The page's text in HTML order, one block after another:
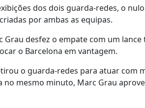
dos dois guarda-redes, o
por ambas as equipas.
desfez o empate com um
o Barcelona em vantagem.
o guarda-redes para atuar com
no mesmo minuto, Marc Grau